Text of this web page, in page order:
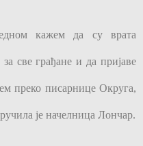
кажем да су врата
све грађане и да пријаве
преко писарнице Округа,
је начелница Лончар.